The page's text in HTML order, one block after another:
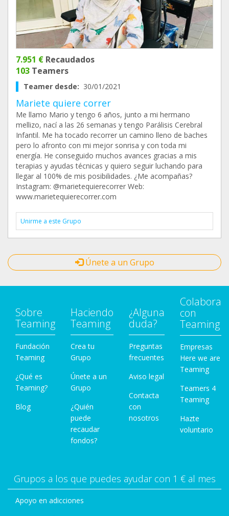
7.951 € Recaudados
103 Teamers
Teamer desde: 30/01/2021
Mariete quiere correr
Me llamo Mario y tengo 6 años, junto a mi hermano
mellizo, nací a las 26 semanas y tengo Parálisis Cerebral
Infantil. Me ha tocado recorrer un camino lleno de baches
pero lo afronto con mi mejor sonrisa y con toda mi
energía. He conseguido muchos avances gracias a mis
terapias y ayudas técnicas y quiero seguir luchando para
llegar al 100% de mis posibilidades. ¿Me acompañas?
Instagram: @marietequierecorrer Web:
www.marietequierecorrer.com
Unirme a este Grupo
Únete a un Grupo
Sobre
Teaming
Fundación
Teaming
¿Qué es
Teaming?
Blog
Haciendo
Teaming
Crea tu
Grupo
Únete a un
Grupo
¿Quién
puede
recaudar
fondos?
¿Alguna
duda?
Preguntas
frecuentes
Aviso legal
Contacta
con
nosotros
Colabora
con
Teaming
Empresas
Here we are
Teaming
Teamers 4
Teaming
Hazte
voluntario
Grupos a los que puedes ayudar con 1 € al mes
Apoyo en adicciones